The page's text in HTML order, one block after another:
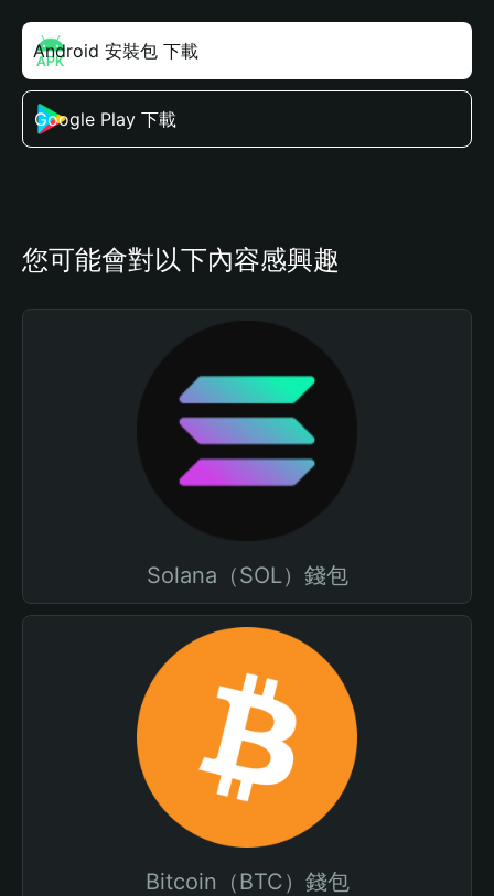
Android 安裝包 下載
Google Play 下載
您可能會對以下內容感興趣
Solana（SOL）錢包
Bitcoin（BTC）錢包